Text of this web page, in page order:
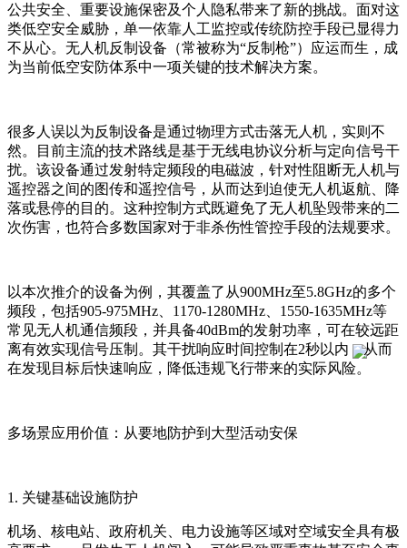
公共安全、重要设施保密及个人隐私带来了新的挑战。面对这
类低空安全威胁，单一依靠人工监控或传统防控手段已显得力
不从心。无人机反制设备（常被称为“反制枪”）应运而生，成
为当前低空安防体系中一项关键的技术解决方案。
很多人误以为反制设备是通过物理方式击落无人机，实则不
然。目前主流的技术路线是基于无线电协议分析与定向信号干
扰。该设备通过发射特定频段的电磁波，针对性阻断无人机与
遥控器之间的图传和遥控信号，从而达到迫使无人机返航、降
落或悬停的目的。这种控制方式既避免了无人机坠毁带来的二
次伤害，也符合多数国家对于非杀伤性管控手段的法规要求。
以本次推介的设备为例，其覆盖了从900MHz至5.8GHz的多个
频段，包括905-975MHz、1170-1280MHz、1550-1635MHz等
常见无人机通信频段，并具备40dBm的发射功率，可在较远距
离有效实现信号压制。其干扰响应时间控制在2秒以内，从而
在发现目标后快速响应，降低违规飞行带来的实际风险。
多场景应用价值：从要地防护到大型活动安保
1. 关键基础设施防护
机场、核电站、政府机关、电力设施等区域对空域安全具有极